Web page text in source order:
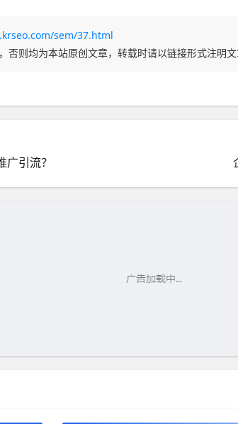
sem/37.html
否则均为本站原创文章，转载时请以链接形式注明文
引流？